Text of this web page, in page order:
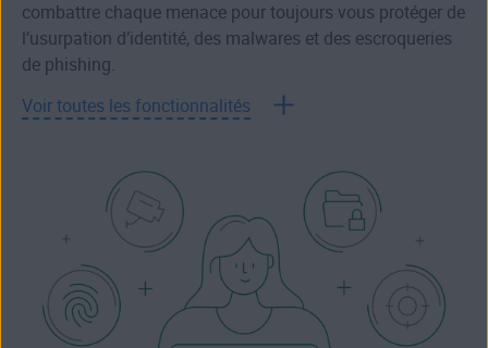
combattre chaque menace pour toujours vous protéger de
l’usurpation d’identité, des malwares et des escroqueries
de phishing.
Voir toutes les fonctionnalités